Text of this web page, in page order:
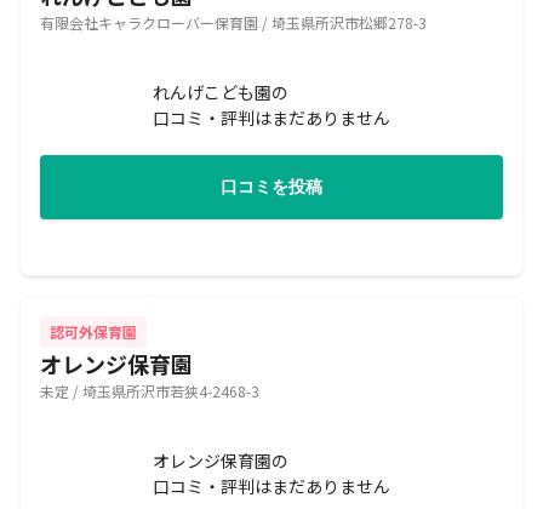
有限会社キャラクローバー保育園 / 埼玉県所沢市松郷278-3
れんげこども園の
口コミ・評判はまだありません
口コミを投稿
認可外保育園
オレンジ保育園
未定 / 埼玉県所沢市若狭4-2468-3
オレンジ保育園の
口コミ・評判はまだありません